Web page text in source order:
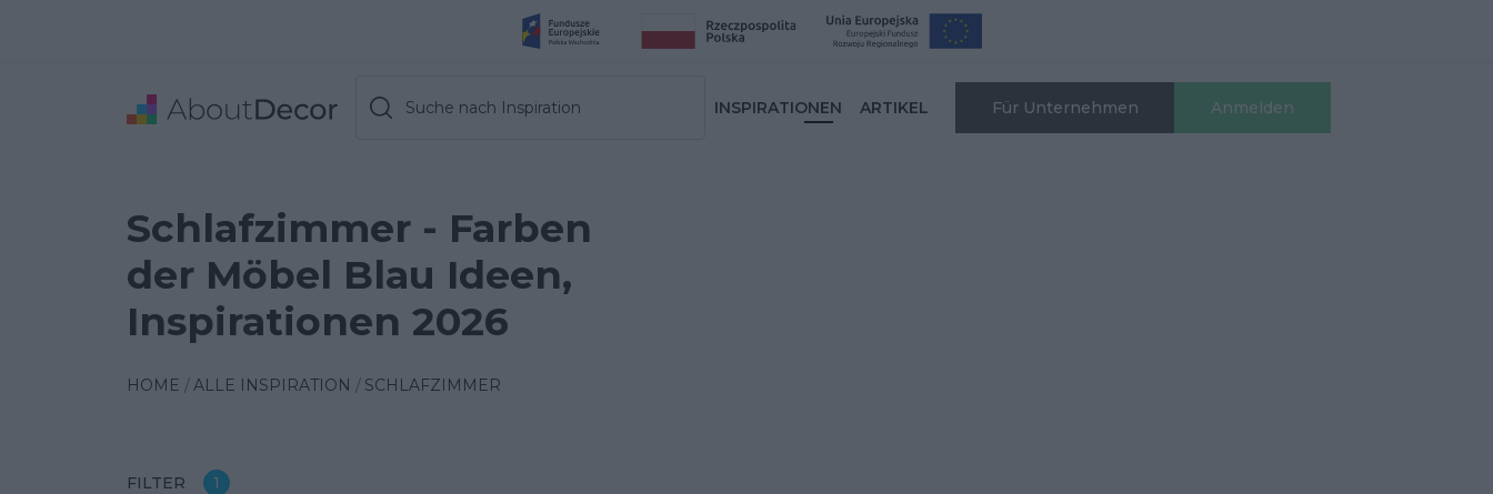
Suche nach Inspiration INSPIRATIONEN ARTIKEL Für Unternehmen Anmelden
Schlafzimmer - Farben
der Möbel Blau Ideen,
Inspirationen 2026
HOME ALLE INSPIRATION SCHLAFZIMMER
FILTER 1